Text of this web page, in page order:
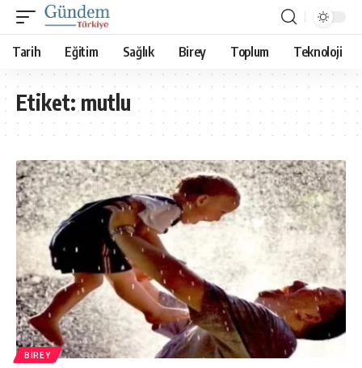
Tarih Eğitim Sağlık Birey Toplum Teknoloji
Etiket:mutlu
BIREY